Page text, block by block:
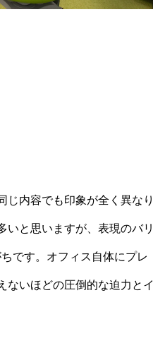
じ内容でも印象が全く異なり
いと思いますが、表現のバリ
です。オフィス自体にプレ
ないほどの圧倒的な迫力とイ